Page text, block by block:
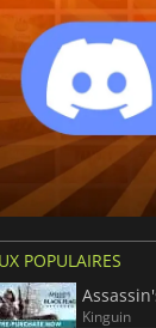
3.65
Currency
POPULAIRES
Kinguin